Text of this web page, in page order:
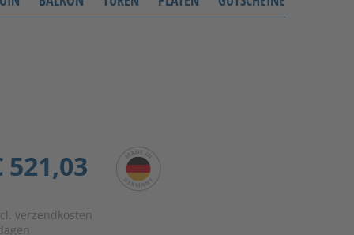
verzendkosten